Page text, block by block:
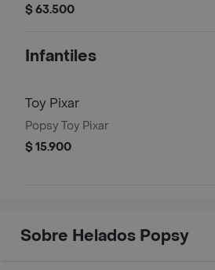
y cerezas, 12 unidades.
$ 63.500
Infantiles
Toy Pixar
Popsy Toy Pixar
$ 15.900
Sobre Helados Popsy